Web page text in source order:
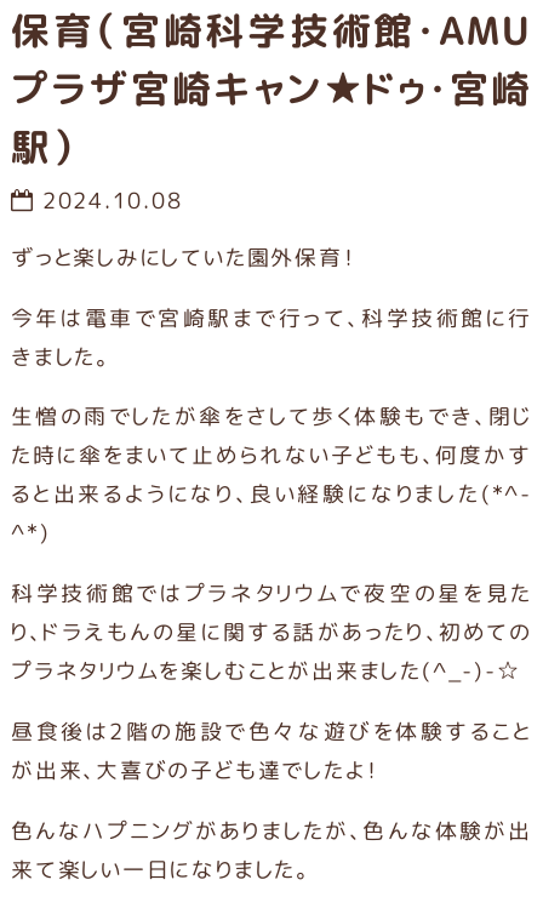
保育（宮崎科学技術館・AMU
プラザ宮崎キャン★ドゥ・宮崎
駅）
2024.10.08
ずっと楽しみにしていた園外保育！
今年は電車で宮崎駅まで行って、科学技術館に行
きました。
生憎の雨でしたが傘をさして歩く体験もでき、閉じ
た時に傘をまいて止められない子どもも、何度かす
ると出来るようになり、良い経験になりました(*^-
^*)
科学技術館ではプラネタリウムで夜空の星を見た
り、ドラえもんの星に関する話があったり、初めての
プラネタリウムを楽しむことが出来ました(^_-)-☆
昼食後は2階の施設で色々な遊びを体験すること
が出来、大喜びの子ども達でしたよ！
色んなハプニングがありましたが、色んな体験が出
来て楽しい一日になりました。